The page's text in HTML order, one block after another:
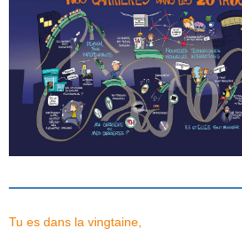
Tu es dans la vingtaine,